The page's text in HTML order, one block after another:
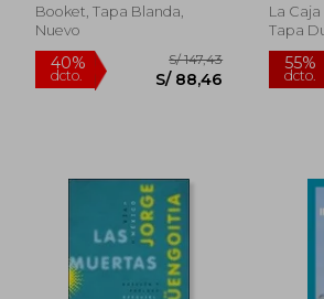
Booket, Tapa Blanda,
Nuevo
La Caja
Tapa